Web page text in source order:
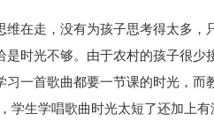
在走，没有为孩子思考得太多，
时光不够。由于农村的孩子很少
一首歌曲都要一节课的时光，而
学生学唱歌曲时光太短了还加上